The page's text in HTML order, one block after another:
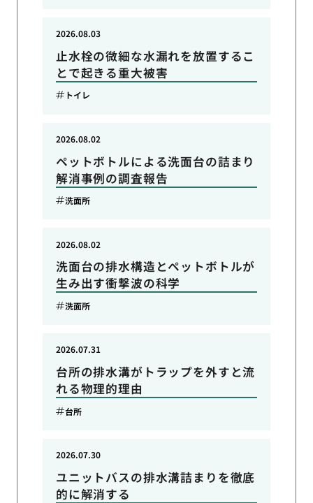
止水栓の微細な水漏れを放置するこ
とで起きる重大被害
2026.08.03
トイレ
ペットボトルによる洗面台の詰まり
解消事例の調査報告
2026.08.02
洗面所
洗面台の排水構造とペットボトルが
生み出す衝撃波の科学
2026.08.02
洗面所
台所の排水溝がトラップを外すと流
れる物理的理由
2026.07.31
台所
ユニットバスの排水溝詰まりを徹底
的に解消する
2026.07.30